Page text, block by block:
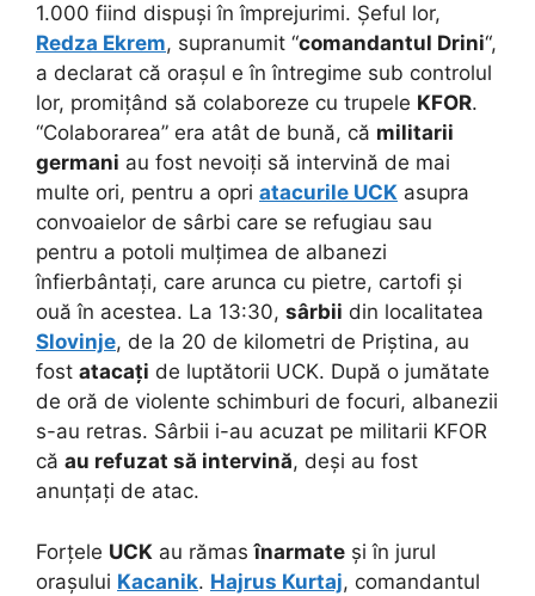
1.000 fiind dispuși în împrejurimi. Șeful lor,
Redza Ekrem, supranumit “comandantul Drini“,
a declarat că orașul e în întregime sub controlul
lor, promițând să colaboreze cu trupele KFOR.
“Colaborarea” era atât de bună, că militarii
germani au fost nevoiți să intervină de mai
multe ori, pentru a opri atacurile UCK asupra
convoaielor de sârbi care se refugiau sau
pentru a potoli mulțimea de albanezi
înfierbântați, care arunca cu pietre, cartofi și
ouă în acestea. La 13:30, sârbii din localitatea
Slovinje, de la 20 de kilometri de Priștina, au
fost atacați de luptătorii UCK. După o jumătate
de oră de violente schimburi de focuri, albanezii
s-au retras. Sârbii i-au acuzat pe militarii KFOR
că au refuzat să intervină, deși au fost
anunțați de atac.
Forțele UCK au rămasînarmate și în jurul
orașului Kacanik. Hajrus Kurtaj, comandantul